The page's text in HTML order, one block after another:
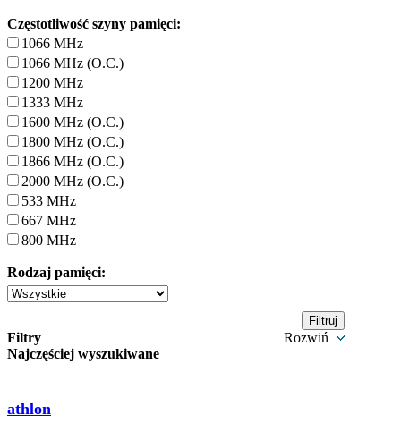
Częstotliwość szyny pamięci:
1066 MHz
1066 MHz (O.C.)
1200 MHz
1333 MHz
1600 MHz (O.C.)
1800 MHz (O.C.)
1866 MHz (O.C.)
2000 MHz (O.C.)
533 MHz
667 MHz
800 MHz
Rodzaj pamięci:
Filtry
Rozwiń
Najczęściej wyszukiwane
athlon